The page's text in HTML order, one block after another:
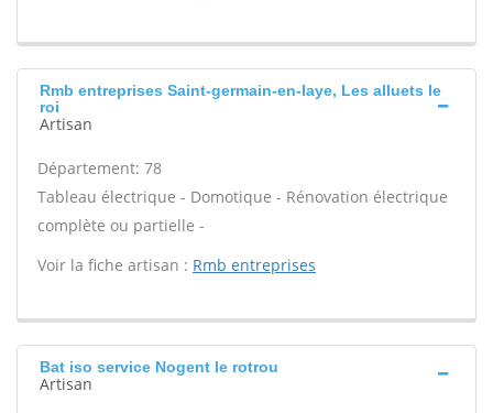
Rmb entreprises Saint-germain-en-laye, Les alluets le
roi
Artisan
Département: 78
Tableau électrique - Domotique - Rénovation électrique
complète ou partielle -
Voir la fiche artisan : Rmb entreprises
Bat iso service Nogent le rotrou
Artisan